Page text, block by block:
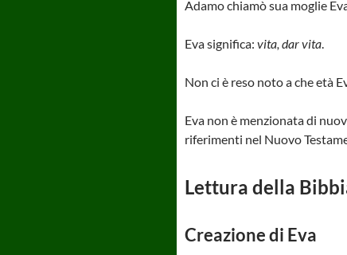
Adamo chiamò sua moglie
Eva significa: vita, dar vita.
Non ci è reso noto a che età
Eva non è menzionata di
riferimenti nel Nuovo
Lettura della
Creazione di Eva